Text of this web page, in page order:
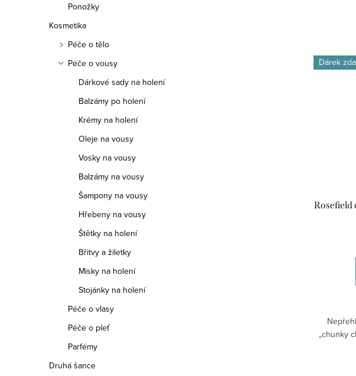
Ponožky
Kosmetika
Péče o tělo
Péče o vousy
Dárkové sady na holení
Balzámy po holení
Krémy na holení
Oleje na vousy
Vosky na vousy
Balzámy na vousy
Šampony na vousy
Hřebeny na vousy
Štětky na holení
Břitvy a žiletky
Misky na holení
Stojánky na holení
Péče o vlasy
Péče o pleť
Parfémy
Druhá šance
Dárek
Rosefield
„chunky